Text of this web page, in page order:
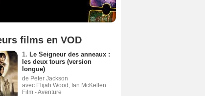
films en VOD
1. Le Seigneur des anneaux :
les deux tours (version
longue)
de Peter Jackson
avec Elijah Wood, Ian McKellen
Film - Aventure